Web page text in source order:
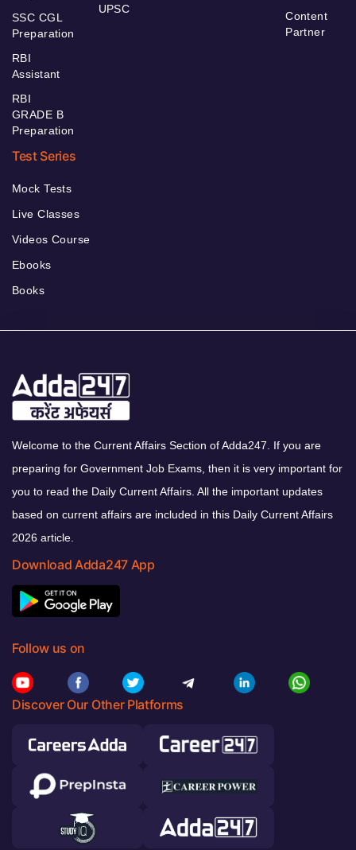
SSC CGL
Preparation
RBI
Assistant
RBI
GRADE B
Preparation
UPSC
Content
Partner
Test Series
Mock Tests
Live Classes
Videos Course
Ebooks
Books
Welcome to the Current Affairs Section of Adda247. If you are
preparing for Government Job Exams, then it is very important for
you to read the Daily Current Affairs. All the important updates
based on current affairs are included in this Daily Current Affairs
2026 article.
Download Adda247 App
Follow us on
Discover Our Other Platforms